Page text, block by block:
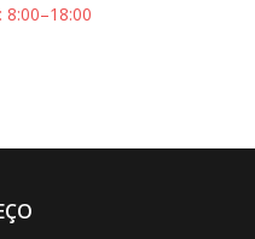
8:00–18:00